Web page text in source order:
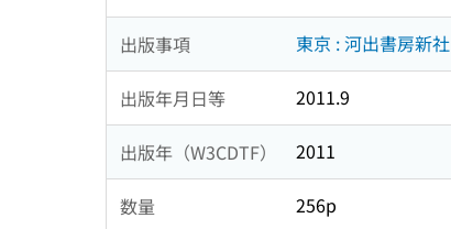
出版事項 東京 : 河出書房新社
出版年月日等 2011.9
出版年（W3CDTF） 2011
数量 256p